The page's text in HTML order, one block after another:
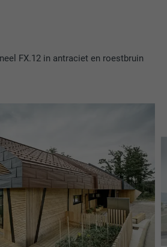
FX.12 in antraciet en roestbruin